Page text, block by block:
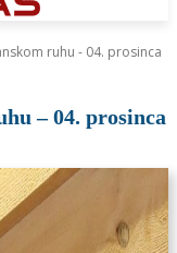
ruhu - 04. prosinca
– 04. prosinca